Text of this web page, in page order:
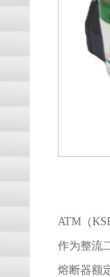
ATM（
作为整流
熔断器额